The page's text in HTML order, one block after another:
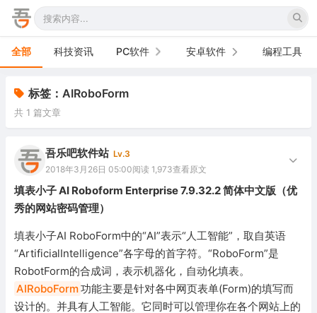
全部 科技资讯 PC软件
办公软件
网络软件
图形图像
游戏娱乐
安全防御
系统下载
系统工具
安卓软件
手机软件
电视软件
车机软件
编程工具
标签：AIRoboForm
共 1 篇文章
吾乐吧软件站 Lv.3
2018年3月26日 05:00阅读 1,973查看原文
填表小子 AI Roboform Enterprise 7.9.32.2 简体中文版（优
秀的网站密码管理）
填表小子AI RoboForm中的“AI”表示“人工智能”，取自英语
“ArtificialIntelligence”各字母的首字符。“RoboForm”是
RobotForm的合成词，表示机器化，自动化填表。
AIRoboForm功能主要是针对各中网页表单(Form)的填写而
设计的。并具有人工智能。它同时可以管理你在各个网站上的